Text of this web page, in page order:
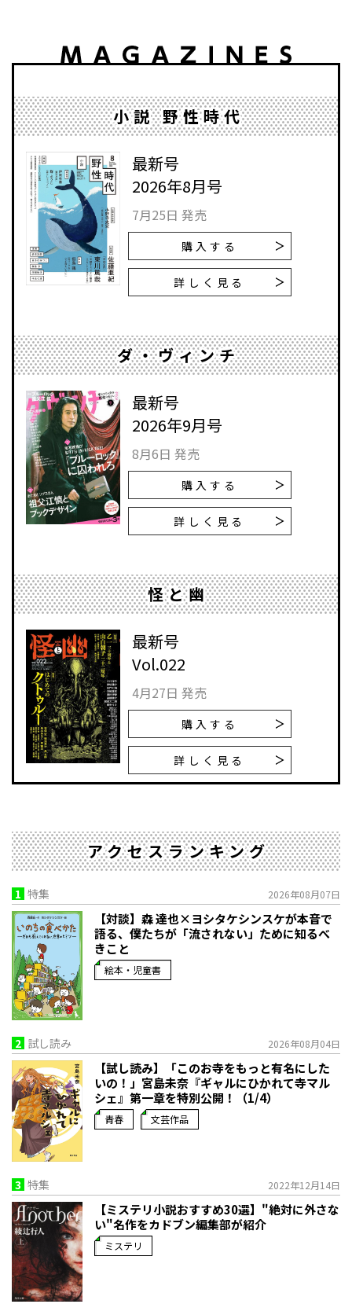
小説 野性時代
最新号
2026年8月号
7月25日 発売
購入する
詳しく見る
ダ・ヴィンチ
最新号
2026年9月号
8月6日 発売
購入する
詳しく見る
怪と幽
最新号
Vol.022
4月27日 発売
購入する
詳しく見る
アクセスランキング
1 特集 2026年08月07日
【対談】森 達也×ヨシタケシンスケが本音で
語る、僕たちが「流されない」ために知るべ
きこと
絵本・児童書
2 試し読み 2026年08月04日
【試し読み】「このお寺をもっと有名にした
いの！」宮島未奈『ギャルにひかれて寺マル
シェ』第一章を特別公開！（1/4）
青春 文芸作品
3 特集 2022年12月14日
【ミステリ小説おすすめ30選】"絶対に外さな
い"名作をカドブン編集部が紹介
ミステリ